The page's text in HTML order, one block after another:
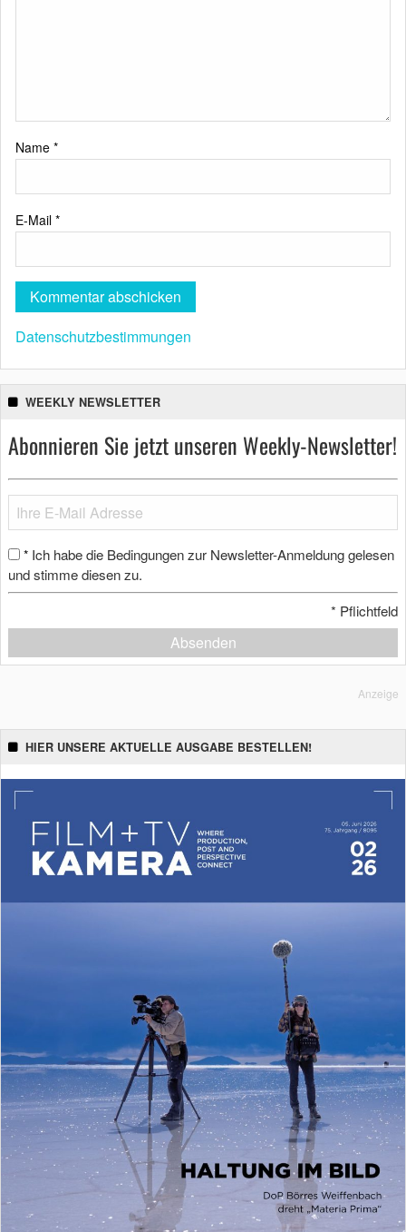
Name *
E-Mail *
Datenschutzbestimmungen
WEEKLY NEWSLETTER
Abonnieren Sie jetzt unseren Weekly-Newsletter!
* Ich habe die Bedingungen zur Newsletter-Anmeldung gelesen
und stimme diesen zu.
* Pflichtfeld
Absenden
Anzeige
HIER UNSERE AKTUELLE AUSGABE BESTELLEN!